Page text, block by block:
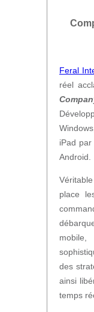
Feral
réel
iPad
Android.
place
mobile,
des
ainsi
temps